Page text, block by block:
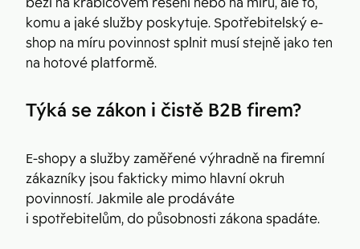
komu a jaké služby poskytuje. Spotřebitelský e-
shop na míru povinnost splnit musí stejně jako ten
na hotové platformě.
Týká se zákon i čistě B2B firem?
E-shopy a služby zaměřené výhradně na firemní
zákazníky jsou fakticky mimo hlavní okruh
povinností. Jakmile ale prodáváte
i spotřebitelům, do působnosti zákona spadáte.